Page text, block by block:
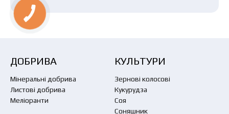
ДОБРИВА
Мінеральні добрива
Листові добрива
Меліоранти
КУЛЬТУРИ
Зернові колосові
Кукурудза
Соя
Соняшник